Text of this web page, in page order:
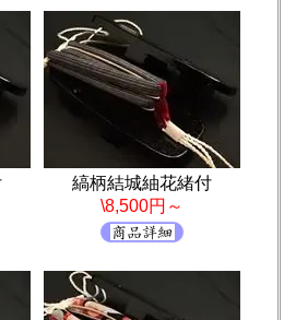
縞柄結城紬花緒付
\8,500円～